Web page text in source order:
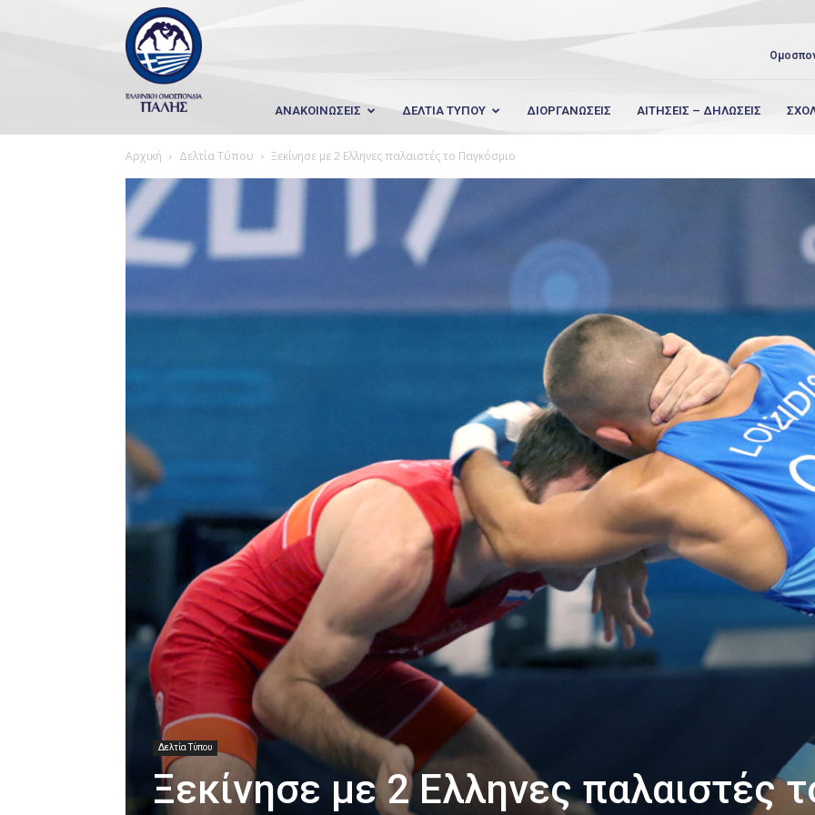
Wrestling
Hellas
ΑΝΑΚΟΙΝΩΣΕΙΣ ΔΕΛΤΙΑ ΤΥΠΟΥ ΔΙΟΡΓΑΝΩΣΕΙΣ ΑΙΤΗΣΕΙΣ – ΔΗΛΩΣΕΙΣ
Αρχική Δελτία Τύπου Ξεκίνησε με 2 Ελληνες παλαιστές το Παγκόσμιο
Δελτία Τύπου
Ξεκίνησε με 2 Ελληνες παλαιστές